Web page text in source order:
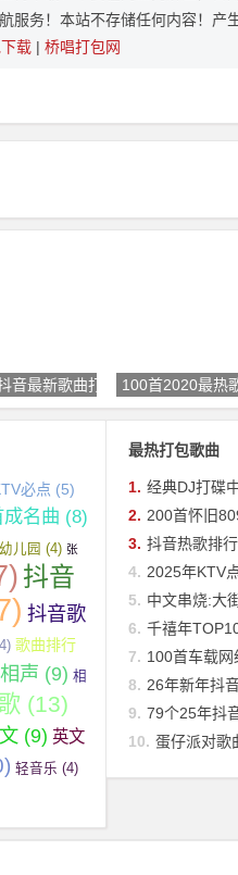
服务！本站不存储任何内容！产
载 |桥唱打包网
音最新歌曲打包下载【100首2020最热
必点 (5)
名曲 (8)
幼儿园 (4) 张
抖音
抖音歌
歌曲排行
相声 (9) 相
(13)
(9) 英文
轻音乐 (4)
最热打包歌曲
1. 经典DJ打碟
2. 200首怀旧
3. 抖音热歌排
4. 2025年KTV
5. 中文串烧:大
6. 千禧年
7. 100首车载网
8. 26年新年抖
9. 79个25年抖
10. 蛋仔派对歌